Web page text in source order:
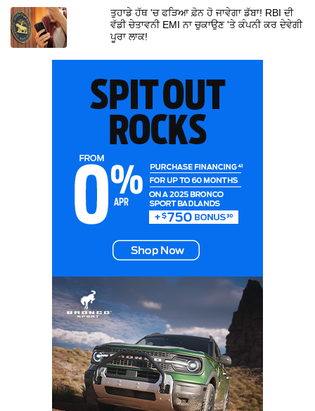
ਤੁਹਾਡੇ ਹੱਥ 'ਚ ਫੜਿਆ ਫ਼ੋਨ ਹੋ ਜਾਵੇਗਾ ਡੱਬਾ! RBI ਦੀ
ਵੱਡੀ ਚੇਤਾਵਨੀ EMI ਨਾ ਚੁਕਾਉਣ 'ਤੇ ਕੰਪਨੀ ਕਰ ਦੇਵੇਗੀ
ਪੂਰਾ ਲਾਕ!